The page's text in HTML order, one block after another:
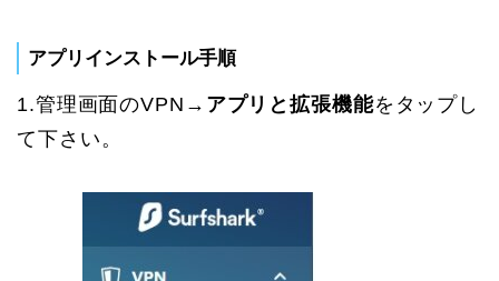
アプリインストール手順
1.管理画面のVPN→ アプリと拡張機能をタップし
て下さい。